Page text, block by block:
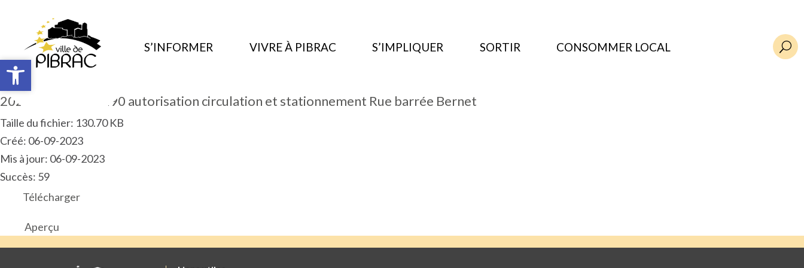
Ouvrir la barre d’outils
S’INFORMER VIVRE À PIBRAC S’IMPLIQUER SORTIR CONSOMMER LOCAL U
2023.09.ART.PM.190 autorisation circulation et stationnement Rue barrée Bernet
Taille du fichier: 130.70 KB
Créé: 06-09-2023
Mis à jour: 06-09-2023
Succès: 59
Télécharger
Aperçu
Ouvrir la barre d’outils